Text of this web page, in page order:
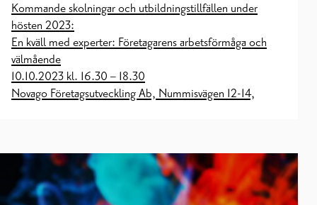
Kommande skolningar och utbildningstillfällen under
hösten 2023:
En kväll med experter: Företagarens arbetsförmåga och
välmående
10.10.2023 kl. 16.30 – 18.30
Novago Företagsutveckling Ab, Nummisvägen 12-14,